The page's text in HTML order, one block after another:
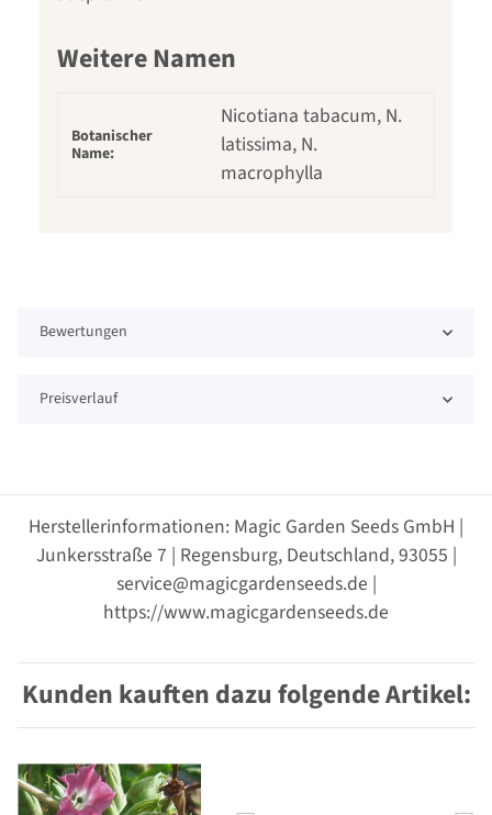
Weitere Namen
Botanischer
Name:
Nicotiana tabacum, N.
latissima, N.
macrophylla
Bewertungen
Preisverlauf
Herstellerinformationen: Magic Garden Seeds GmbH |
Junkersstraße 7 | Regensburg, Deutschland, 93055 |
service@magicgardenseeds.de |
https://www.magicgardenseeds.de
Kunden kauften dazu folgende Artikel: